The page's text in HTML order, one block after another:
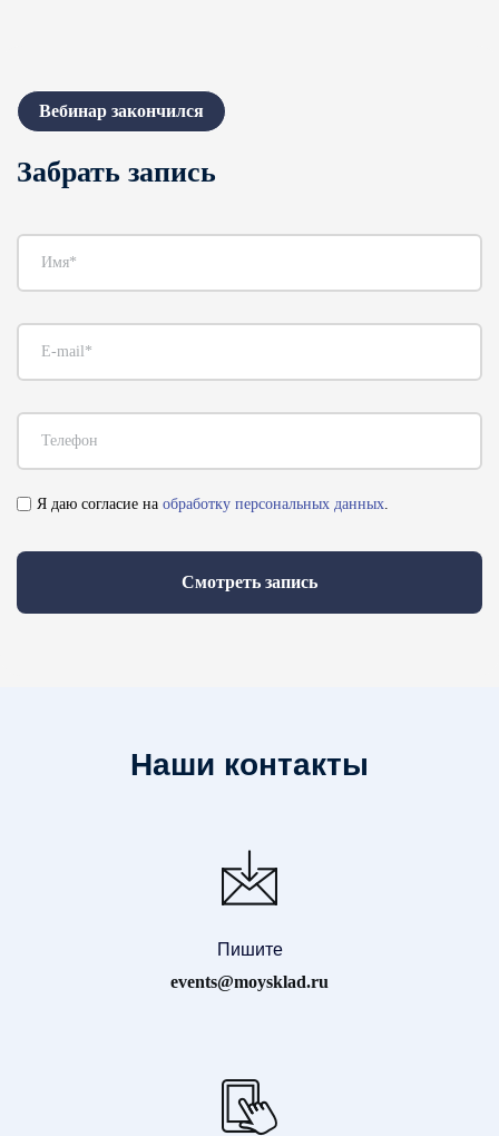
Вебинар закончился
Забрать запись
Я даю согласие на обработку персональных данных.
Смотреть запись
Наши контакты
Пишите
events@moysklad.ru